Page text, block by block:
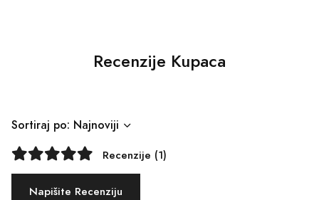
Recenzije Kupaca
Sortiraj po: Najnoviji
Recenzije (1)
Napišite Recenziju